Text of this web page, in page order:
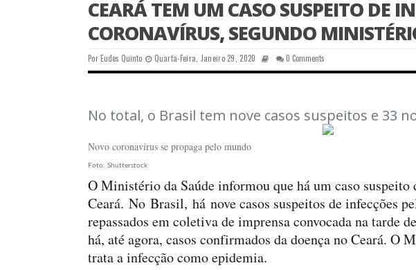
CEARÁ TEM UM CASO SUSPEITO DE
CORONAVÍRUS, SEGUNDO
PorEudes Quinto Quarta-Feira, Janeiro 29, 2020 0 Comments
No total, o Brasil tem nove casos suspeitos e 33
Novo coronavírus se propaga pelo mundo
Foto: Shutterstock
O Ministério da Saúde informou que há um caso suspeito
Ceará. No Brasil, há nove casos suspeitos de infecções
repassados em coletiva de imprensa convocada na tarde
há, até agora, casos confirmados da doença no Ceará. O
trata a infecção como epidemia.